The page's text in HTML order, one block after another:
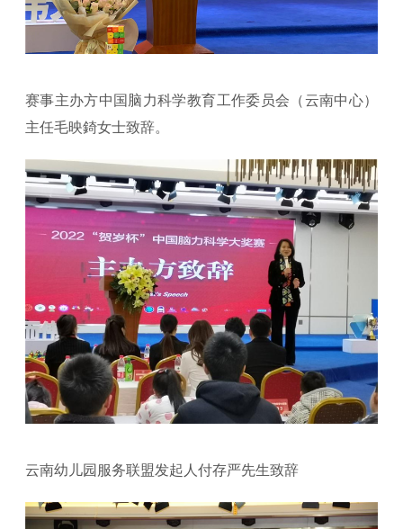
赛事主办方中国脑力科学教育工作委员会（云南中心）
主任毛映錡女士致辞。
云南幼儿园服务联盟发起人付存严先生致辞